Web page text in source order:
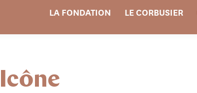
LA FONDATION LE CORBUSIER
Icône